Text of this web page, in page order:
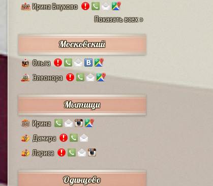
297 Ирина Внуково
Показать всех »
Московский
74 Ольга
28 Элеонора
Мытищи
132 Ирина
9 Дамира
2 Лариса
Одинцово